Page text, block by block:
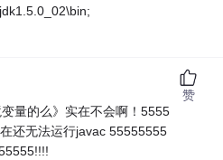
量的么》实在不会啊！5555
还无法运行javac 55555555
赞